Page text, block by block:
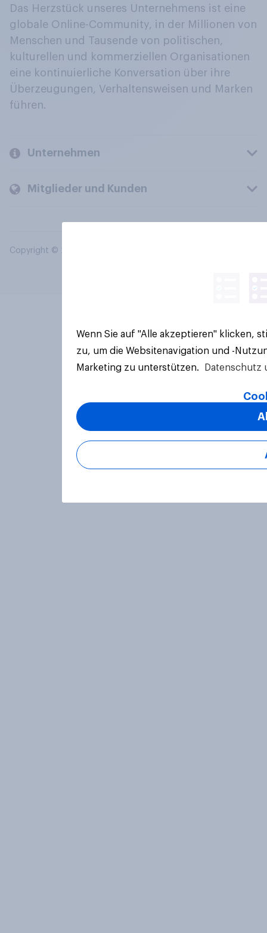
Das Herzstück unseres Unternehmens ist eine
globale Online-Community, in der Millionen von
Menschen und Tausende von politischen,
kulturellen und kommerziellen Organisationen
eine kontinuierliche Konversation über ihre
Überzeugungen, Verhaltensweisen und Marken
führen.
Unternehmen
Mitglieder und Kunden
Copyright © 2026 YouGov PLC. Alle Rechte vorbehalten.
Wenn Sie auf "Alle akzeptieren" klicken,
zu, um die Websitenavigation und -
Marketing zu unterstützen.
Datenschutz